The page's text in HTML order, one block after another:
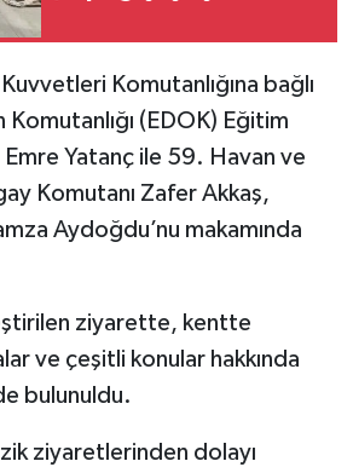
Komutanlığına bağlı
(EDOK) Eğitim
Emre Yatanç ile 59. Havan ve
Komutanı Zafer Akkaş,
Aydoğdu’nu makamında
ziyarette, kentte
ve çeşitli konular hakkında
bulunuldu.
ziyaretlerinden dolayı